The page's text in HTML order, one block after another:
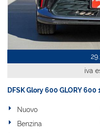
iva
DFSK Glory 600 GLORY 600
Nuovo
Benzina